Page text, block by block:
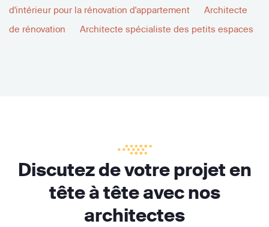
d'intérieur pour la rénovation d'appartement
Architecte
de rénovation
Architecte spécialiste des petits espaces
Discutez de votre projet en
tête à tête avec nos
architectes